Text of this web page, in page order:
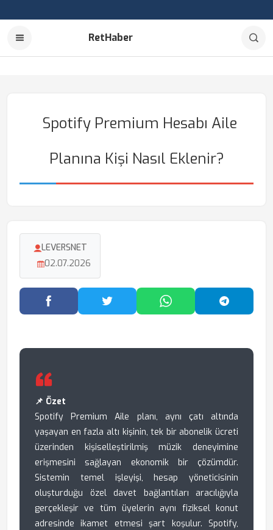
RetHaber
Spotify Premium Hesabı Aile
Planına Kişi Nasıl Eklenir?
LEVERSNET
02.07.2026
Facebook'ta PaylaşTwitter'da PaylaşWhatsApp'ta Paylaş
📌 Özet
Spotify Premium Aile planı, aynı çatı altında
yaşayan en fazla altı kişinin, tek bir abonelik ücreti
üzerinden kişiselleştirilmiş müzik deneyimine
erişmesini sağlayan ekonomik bir çözümdür.
Sistemin temel işleyişi, hesap yöneticisinin
oluşturduğu özel davet bağlantıları aracılığıyla
gerçekleşir ve tüm üyelerin aynı fiziksel konut
adresinde ikamet etmesi şart koşulur. Spotify,